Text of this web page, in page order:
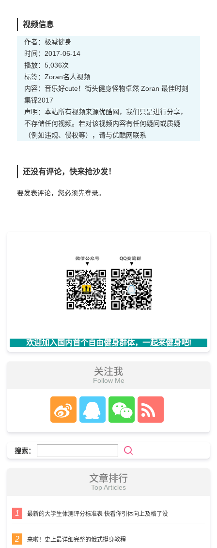
视频信息
作者：极减健身
时间：2017-06-14
播放：5,036次
标签： Zoran名人视频
内容：音乐好cute！街头健身怪物卓然 Zoran 最佳时刻
集锦2017
声明：本站所有视频来源优酷网，我们只是进行分享，
不存储任何视频。若对该视频内容有任何疑问或质疑
（例如违规、侵权等），请与优酷网联系
还没有评论，快来抢沙发！
要发表评论，您必须先登录。
欢迎加入国内首个自由健身群体，一起来健身吧!
关注我
Follow Me
搜索：
文章排行
Top Articles
最新的大学生体测评分标准表 快看你引体向上及格了没
来啦！史上最详细完整的俄式挺身教程